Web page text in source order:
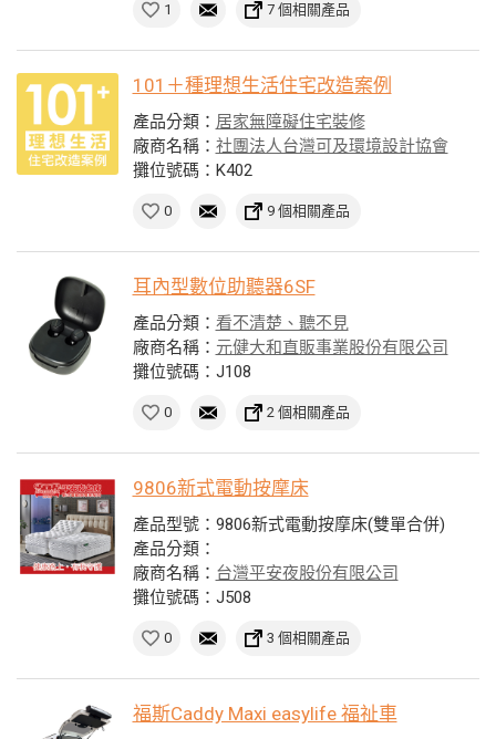
1 7 個相關產品
101＋種理想生活住宅改造案例
產品分類： 居家無障礙住宅裝修
廠商名稱： 社團法人台灣可及環境設計協會
攤位號碼：K402
0 9 個相關產品
耳內型數位助聽器6SF
產品分類： 看不清楚、聽不見
廠商名稱： 元健大和直販事業股份有限公司
攤位號碼：J108
0 2 個相關產品
9806新式電動按摩床
產品型號：9806新式電動按摩床(雙單合併)
產品分類：
廠商名稱： 台灣平安夜股份有限公司
攤位號碼：J508
0 3 個相關產品
福斯Caddy Maxi easylife 福祉車